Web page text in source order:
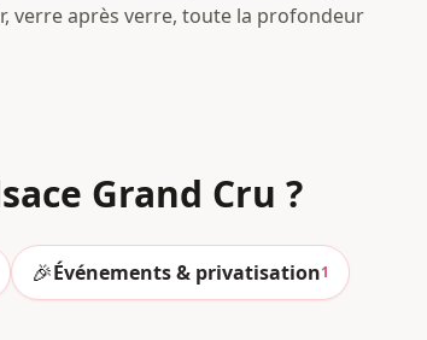
verre après verre, toute la profondeur
Grand Cru ?
🎉Événements & privatisation1